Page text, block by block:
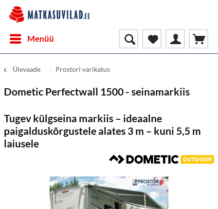
Menüü
Ülevaade Prostori varikatus
Dometic Perfectwall 1500 - seinamarkiis
Tugev külgseina markiis – ideaalne
paigalduskõrgustele alates 3 m – kuni 5,5 m
laiusele